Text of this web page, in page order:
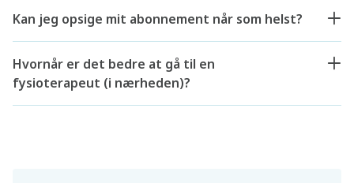
Kan jeg opsige mit abonnement når som helst?
Hvornår er det bedre at gå til en
fysioterapeut (i nærheden)?